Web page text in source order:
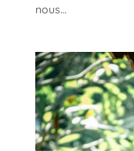
nous…